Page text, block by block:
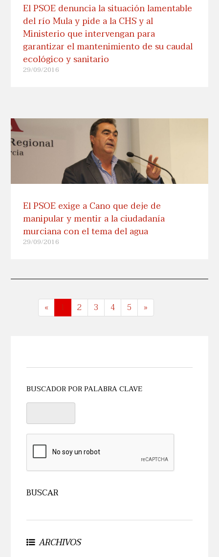
El PSOE denuncia la situación lamentable
del río Mula y pide a la CHS y al
Ministerio que intervengan para
garantizar el mantenimiento de su caudal
ecológico y sanitario
29/09/2016
El PSOE exige a Cano que deje de
manipular y mentir a la ciudadanía
murciana con el tema del agua
29/09/2016
« 1 2 3 4 5 »
BUSCADOR POR PALABRA CLAVE
ARCHIVOS